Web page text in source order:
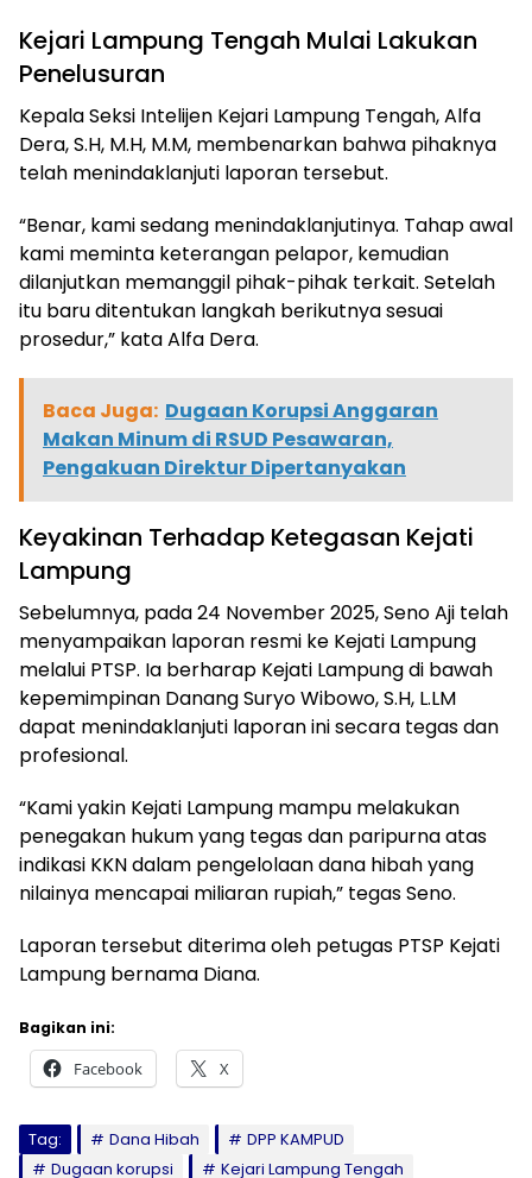
Kejari Lampung Tengah Mulai Lakukan
Penelusuran
Kepala Seksi Intelijen Kejari Lampung Tengah, Alfa
Dera, S.H, M.H, M.M, membenarkan bahwa pihaknya
telah menindaklanjuti laporan tersebut.
“Benar, kami sedang menindaklanjutinya. Tahap awal
kami meminta keterangan pelapor, kemudian
dilanjutkan memanggil pihak-pihak terkait. Setelah
itu baru ditentukan langkah berikutnya sesuai
prosedur,” kata Alfa Dera.
Baca Juga: Dugaan Korupsi Anggaran
Makan Minum di RSUD Pesawaran,
Pengakuan Direktur Dipertanyakan
Keyakinan Terhadap Ketegasan Kejati
Lampung
Sebelumnya, pada 24 November 2025, Seno Aji telah
menyampaikan laporan resmi ke Kejati Lampung
melalui PTSP. Ia berharap Kejati Lampung di bawah
kepemimpinan Danang Suryo Wibowo, S.H, L.LM
dapat menindaklanjuti laporan ini secara tegas dan
profesional.
“Kami yakin Kejati Lampung mampu melakukan
penegakan hukum yang tegas dan paripurna atas
indikasi KKN dalam pengelolaan dana hibah yang
nilainya mencapai miliaran rupiah,” tegas Seno.
Laporan tersebut diterima oleh petugas PTSP Kejati
Lampung bernama Diana.
Bagikan ini:
Facebook X
Tag: Dana Hibah
DPP KAMPUD
Dugaan korupsi
Kejari Lampung Tengah